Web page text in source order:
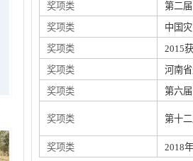
奖项类
第二
奖项类
中国
奖项类
2015
奖项类
河南
奖项类
第六
奖项类 第十
奖项类 2018